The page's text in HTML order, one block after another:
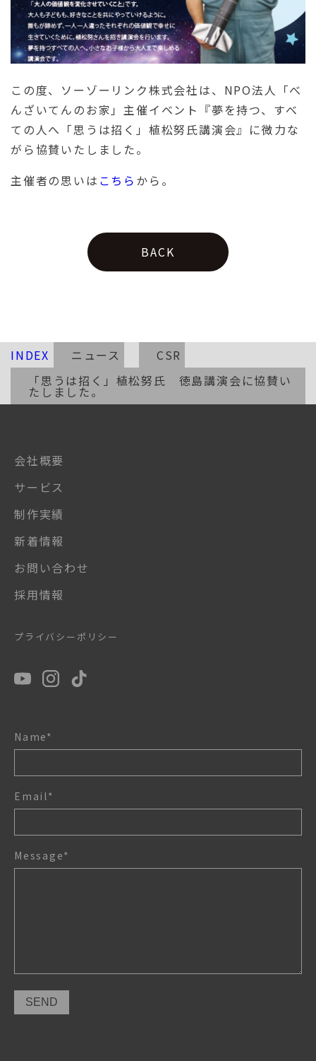
この度、ソーゾーリンク株式会社は、NPO法人「べ
んざいてんのお家」主催イベント『夢を持つ、すべ
ての人へ「思うは招く」植松努氏講演会』に微力な
がら協賛いたしました。
主催者の思いは こちら から。
BACK
INDEX ニュース
CSR
「思うは招く」植松努氏 徳島講演会に協賛い
たしました。
会社概要
サービス
制作実績
新着情報
お問い合わせ
採用情報
プライバシーポリシー
Name*
Email*
Message*